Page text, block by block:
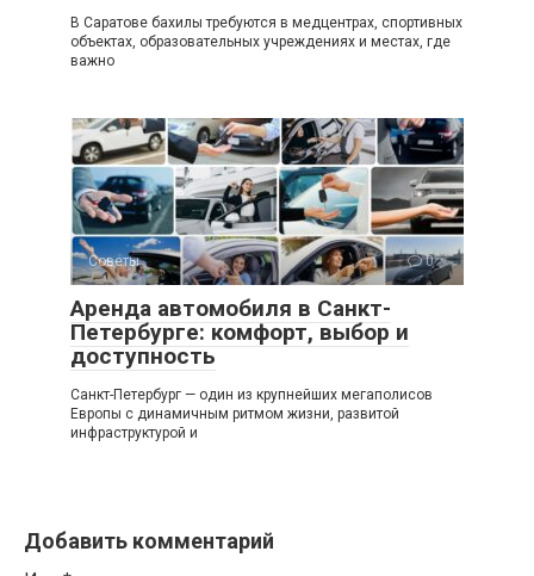
В Саратοве бахилы требуются в медцентрах, спортивных
объектах, образовательных учреждениях и местах, где
важно
Советы 0
Аренда автомобиля в Санкт-
Петербурге: комфорт, выбор и
доступность
Санкт-Петербург — один из крупнейших мегаполисов
Европы с динамичным ритмом жизни, развитой
инфраструктурой и
Добавить комментарий